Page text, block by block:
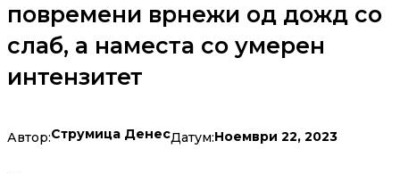
повремени врнежи од дожд со
слаб, а наместа со умерен
интензитет
Автор:Струмица ДенесДатум:Ноември 22, 2023